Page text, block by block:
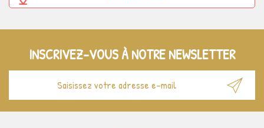
INSCRIVEZ-VOUS À NOTRE NEWSLETTER